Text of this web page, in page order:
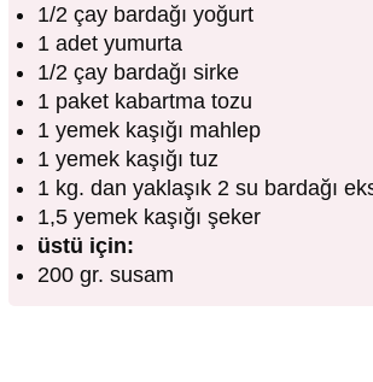
1/2 çay bardağı yoğurt
1 adet yumurta
1/2 çay bardağı sirke
1 paket kabartma tozu
1 yemek kaşığı mahlep
1 yemek kaşığı tuz
1 kg. dan yaklaşık 2 su bardağı
1,5 yemek kaşığı şeker
üstü için:
200 gr. susam